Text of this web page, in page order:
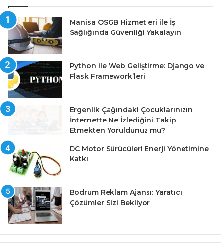
Manisa OSGB Hizmetleri ile İş
Sağlığında Güvenliği Yakalayın
Python ile Web Geliştirme: Django ve
Flask Framework’leri
Ergenlik Çağındaki Çocuklarınızın
İnternette Ne İzlediğini Takip
Etmekten Yoruldunuz mu?
DC Motor Sürücüleri Enerji Yönetimine
Katkı
Bodrum Reklam Ajansı: Yaratıcı
Çözümler Sizi Bekliyor